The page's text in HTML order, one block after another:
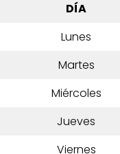
DÍA
Lunes
Martes
Miércoles
Jueves
Viernes